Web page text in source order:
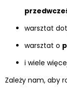
warsztat
warsztat o
i wiele
Zależy nam, aby